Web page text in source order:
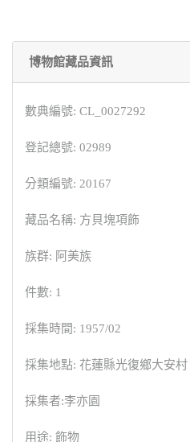
博物館藏品資訊
數典編號: CL_0027292
登記總號: 02989
分類編號: 20167
藏品名稱: 方貝塊項飾
族群: 阿美族
件數: 1
採集時間: 1957/02
採集地點: 花蓮縣光復鄉大安村
採集者:李亦園
用途: 飾物